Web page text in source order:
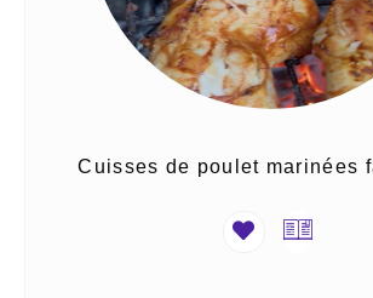
Cuisses de poulet marinées